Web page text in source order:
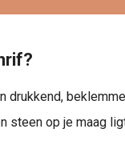
drukkend,
steen op je maag